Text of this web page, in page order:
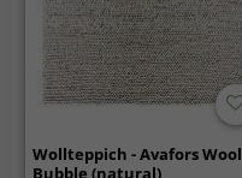
Wollteppich - Avafors Wool
Bubble (natural)